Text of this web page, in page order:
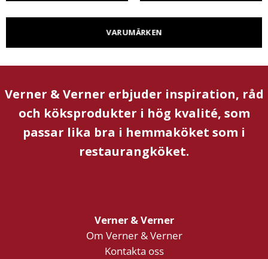
VARUMÄRKEN
Verner & Verner erbjuder inspiration, råd
och köksprodukter i hög kvalité, som
passar lika bra i hemmaköket som i
restaurangköket.
Verner & Verner
Om Verner & Verner
Kontakta oss